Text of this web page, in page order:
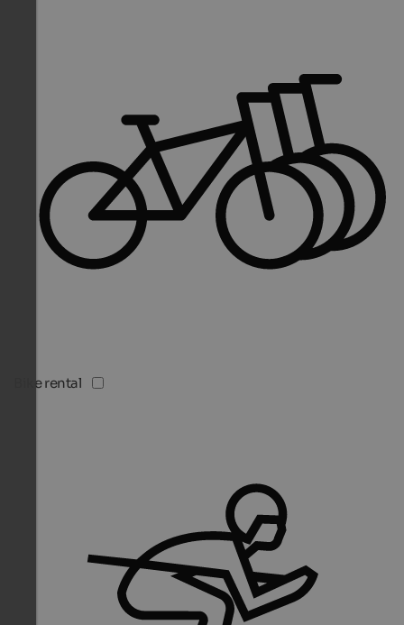
Bike rental